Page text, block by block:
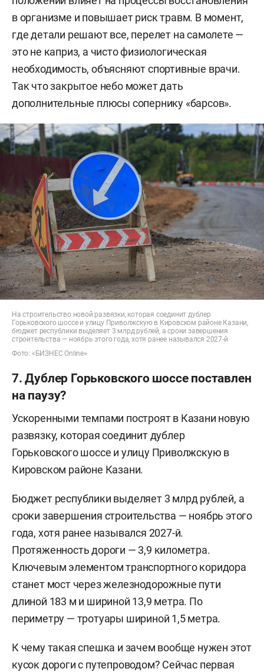
в организме и повышает риск травм. В момент,
где детали решают все, перелет на самолете —
это не каприз, а чисто физиологическая
необходимость, объясняют спортивные врачи.
Так что закрытое небо может дать
дополнительные плюсы сопернику «барсов».
На строительство новой развязки, которая соединит дублер
Горьковского шоссе и улицу Приволжскую в Кировском районе Казани,
бюджет республики выделяет 3 млрд рублей, а сроки завершения
строительства — ноябрь этого года, хотя ранее назывался 2027-й
Фото: «БИЗНЕС Online»
7. Дублер Горьковского шоссе поставлен
на паузу?
Ускоренными темпами построят в Казани новую
развязку, которая соединит дублер
Горьковского шоссе и улицу Приволжскую в
Кировском районе Казани.
Бюджет республики выделяет 3 млрд рублей, а
сроки завершения строительства — ноябрь этого
года, хотя ранее назывался 2027-й.
Протяженность дороги — 3,9 километра.
Ключевым элементом транспортного коридора
станет мост через железнодорожные пути
длиной 183 м и шириной 13,9 метра. По
периметру — тротуары шириной 1,5 метра.
К чему такая спешка и зачем вообще нужен этот
кусок дороги с путепроводом? Сейчас первая